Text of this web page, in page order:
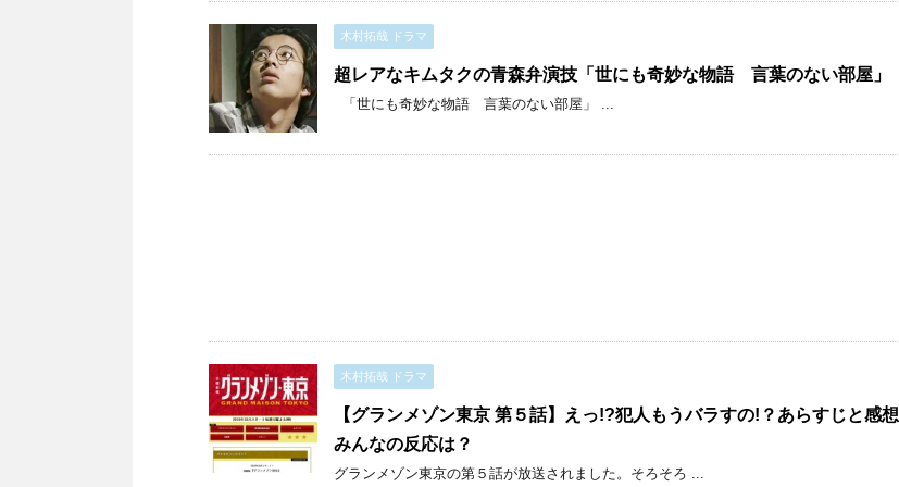
木村拓哉 ドラマ
超レアなキムタクの青森弁演技「世にも奇妙な物語 言葉のない部屋」
「世にも奇妙な物語 言葉のない部屋」 ...
木村拓哉 ドラマ
【グランメゾン東京 第５話】えっ!?犯人もうバラすの!？あらすじと感想
みんなの反応は？
グランメゾン東京の第５話が放送されました。そろそろ ...